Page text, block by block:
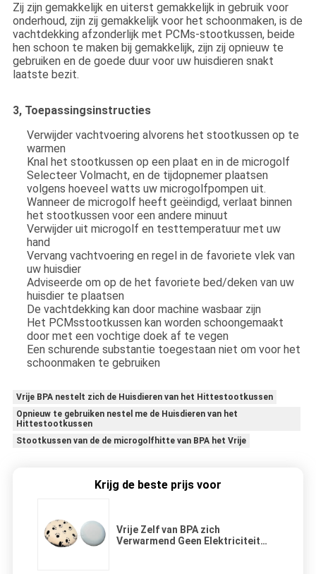
Zij zijn gemakkelijk en uiterst gemakkelijk in gebruik voor
onderhoud, zijn zij gemakkelijk voor het schoonmaken, is de
vachtdekking afzonderlijk met PCMs-stootkussen, beide
hen schoon te maken bij gemakkelijk, zijn zij opnieuw te
gebruiken en de goede duur voor uw huisdieren snakt
laatste bezit.
3, Toepassingsinstructies
Verwijder vachtvoering alvorens het stootkussen op te
warmen
Knal het stootkussen op een plaat en in de microgolf
Selecteer Volmacht, en de tijdopnemer plaatsen
volgens hoeveel watts uw microgolfpompen uit.
Wanneer de microgolf heeft geëindigd, verlaat binnen
het stootkussen voor een andere minuut
Verwijder uit microgolf en testtemperatuur met uw
hand
Vervang vachtvoering en regel in de favoriete vlek van
uw huisdier
Adviseerde om op de het favoriete bed/deken van uw
huisdier te plaatsen
De vachtdekking kan door machine wasbaar zijn
Het PCMsstootkussen kan worden schoongemaakt
door met een vochtige doek af te vegen
Een schurende substantie toegestaan niet om voor het
schoonmaken te gebruiken
Vrije BPA nestelt zich de Huisdieren van het Hittestootkussen
Opnieuw te gebruiken nestel me de Huisdieren van het
Hittestootkussen
Stootkussen van de de microgolfhitte van BPA het Vrije
Krijg de beste prijs voor
Vrije Zelf van BPA zich
Verwarmend Geen Elektriciteit